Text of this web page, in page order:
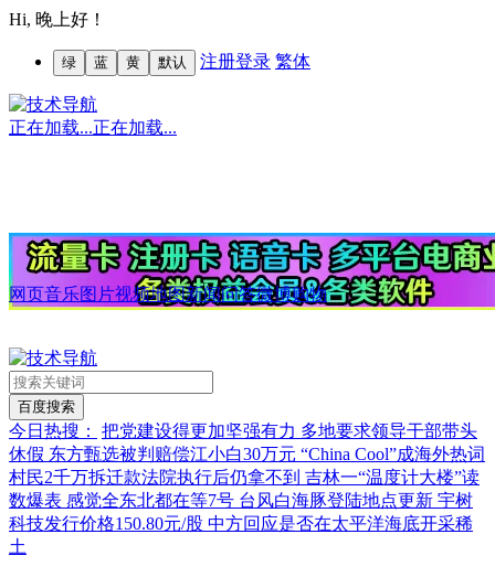
Hi, 晚上好！
绿 蓝 黄 默认 注册登录 繁体
正在加载...正在加载...
网页音乐图片视频地图新闻问答微博购物
今日热搜： 把党建设得更加坚强有力 多地要求领导干部带头
休假 东方甄选被判赔偿江小白30万元 “China Cool”成海外热词
村民2千万拆迁款法院执行后仍拿不到 吉林一“温度计大楼”读
数爆表 感觉全东北都在等7号 台风白海豚登陆地点更新 宇树
科技发行价格150.80元/股 中方回应是否在太平洋海底开采稀
土